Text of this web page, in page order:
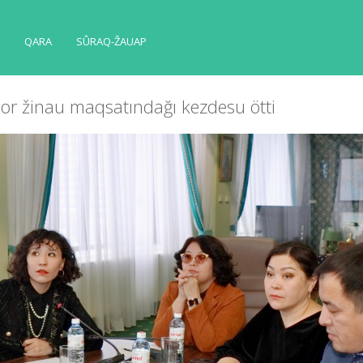
QARA SÛRAQ-ŽAUAP
žinau maqsatındağı kezdesu öttі